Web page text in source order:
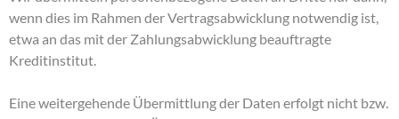
wenn dies im Rahmen der Vertragsabwicklung notwendig ist,
etwa an das mit der Zahlungsabwicklung beauftragte
Kreditinstitut.
Eine weitergehende Übermittlung der Daten erfolgt nicht bzw.